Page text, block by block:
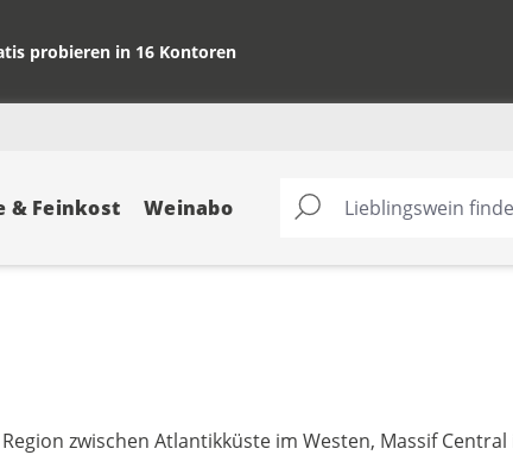
probieren in 16 Kontoren
& Feinkost Weinabo
zwischen Atlantikküste im Westen, Massif